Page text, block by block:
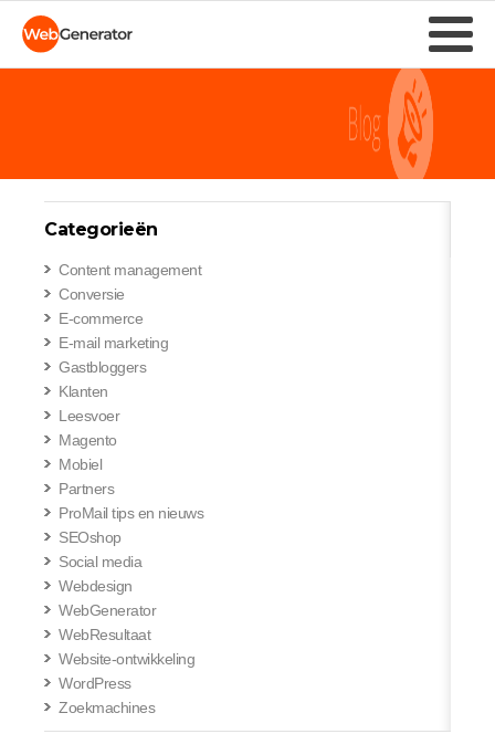
Categorieën
Content management
Conversie
E-commerce
E-mail marketing
Gastbloggers
Klanten
Leesvoer
Magento
Mobiel
Partners
ProMail tips en nieuws
SEOshop
Social media
Webdesign
WebGenerator
WebResultaat
Website-ontwikkeling
WordPress
Zoekmachines